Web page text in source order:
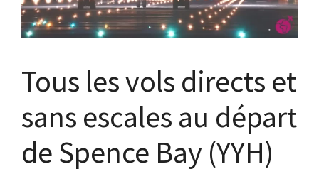
Tous les vols directs et
sans escales au départ
de Spence Bay (YYH)